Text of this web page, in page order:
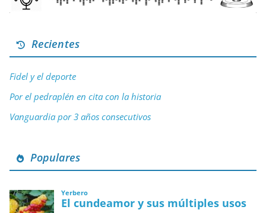
Recientes
Fidel y el deporte
Por el pedraplén en cita con la historia
Vanguardia por 3 años consecutivos
Populares